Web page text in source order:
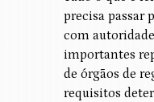
precisa passar
com
importantes
de órgãos de
requisitos